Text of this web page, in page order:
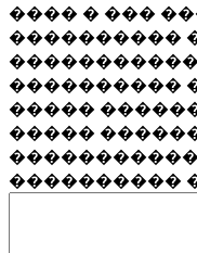
���� � ���
����������
����������
�����
�����
����������